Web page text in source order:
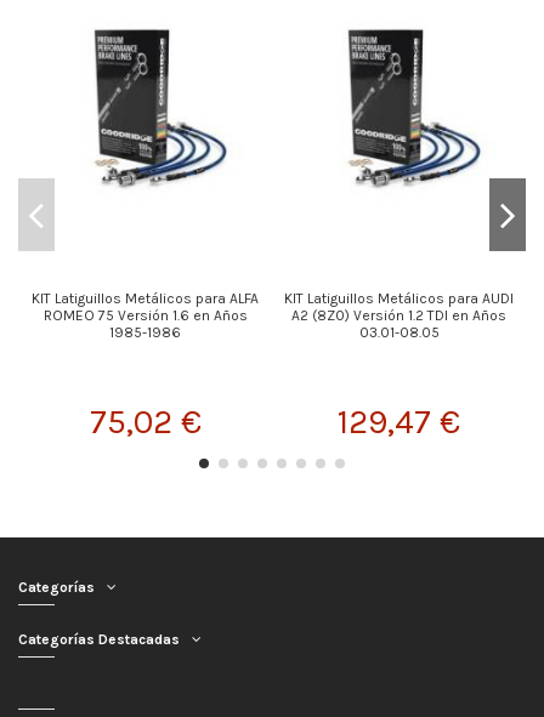
KIT Latiguillos Metálicos para ALFA
ROMEO 75 Versión 1.6 en Años
1985-1986
75,02 €
KIT Latiguillos Metálicos para AUDI
A2 (8Z0) Versión 1.2 TDI en Años
03.01-08.05
129,47 €
Categorías
Categorías Destacadas